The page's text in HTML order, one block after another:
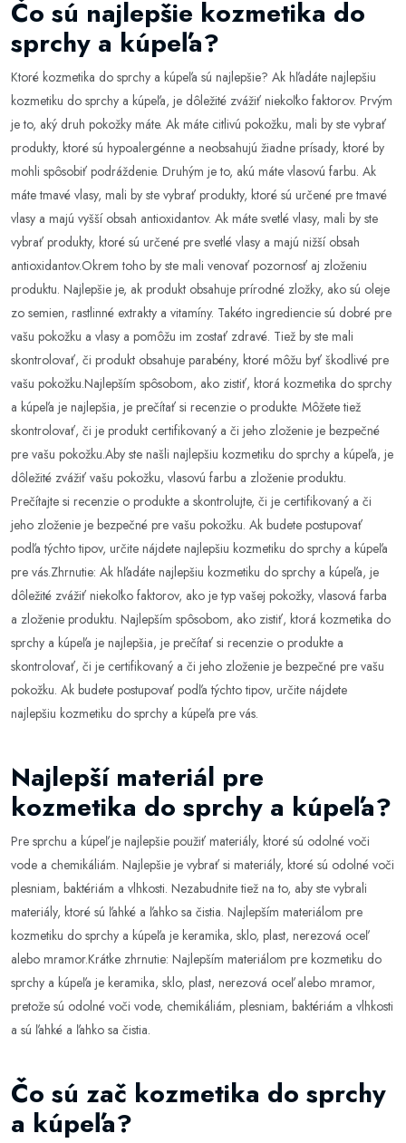
Čo sú najlepšie kozmetika do
sprchy a kúpeľa?
Ktoré kozmetika do sprchy a kúpeľa sú najlepšie? Ak hľadáte najlepšiu
kozmetiku do sprchy a kúpeľa, je dôležité zvážiť niekoľko faktorov. Prvým
je to, aký druh pokožky máte. Ak máte citlivú pokožku, mali by ste vybrať
produkty, ktoré sú hypoalergénne a neobsahujú žiadne prísady, ktoré by
mohli spôsobiť podráždenie. Druhým je to, akú máte vlasovú farbu. Ak
máte tmavé vlasy, mali by ste vybrať produkty, ktoré sú určené pre tmavé
vlasy a majú vyšší obsah antioxidantov. Ak máte svetlé vlasy, mali by ste
vybrať produkty, ktoré sú určené pre svetlé vlasy a majú nižší obsah
antioxidantov.Okrem toho by ste mali venovať pozornosť aj zloženiu
produktu. Najlepšie je, ak produkt obsahuje prírodné zložky, ako sú oleje
zo semien, rastlinné extrakty a vitamíny. Takéto ingrediencie sú dobré pre
vašu pokožku a vlasy a pomôžu im zostať zdravé. Tiež by ste mali
skontrolovať, či produkt obsahuje parabény, ktoré môžu byť škodlivé pre
vašu pokožku.Najlepším spôsobom, ako zistiť, ktorá kozmetika do sprchy
a kúpeľa je najlepšia, je prečítať si recenzie o produkte. Môžete tiež
skontrolovať, či je produkt certifikovaný a či jeho zloženie je bezpečné
pre vašu pokožku.Aby ste našli najlepšiu kozmetiku do sprchy a kúpeľa, je
dôležité zvážiť vašu pokožku, vlasovú farbu a zloženie produktu.
Prečítajte si recenzie o produkte a skontrolujte, či je certifikovaný a či
jeho zloženie je bezpečné pre vašu pokožku. Ak budete postupovať
podľa týchto tipov, určite nájdete najlepšiu kozmetiku do sprchy a kúpeľa
pre vás.Zhrnutie: Ak hľadáte najlepšiu kozmetiku do sprchy a kúpeľa, je
dôležité zvážiť niekoľko faktorov, ako je typ vašej pokožky, vlasová farba
a zloženie produktu. Najlepším spôsobom, ako zistiť, ktorá kozmetika do
sprchy a kúpeľa je najlepšia, je prečítať si recenzie o produkte a
skontrolovať, či je certifikovaný a či jeho zloženie je bezpečné pre vašu
pokožku. Ak budete postupovať podľa týchto tipov, určite nájdete
najlepšiu kozmetiku do sprchy a kúpeľa pre vás.
Najlepší materiál pre
kozmetika do sprchy a kúpeľa?
Pre sprchu a kúpeľ je najlepšie použiť materiály, ktoré sú odolné voči
vode a chemikáliám. Najlepšie je vybrať si materiály, ktoré sú odolné voči
plesniam, baktériám a vlhkosti. Nezabudnite tiež na to, aby ste vybrali
materiály, ktoré sú ľahké a ľahko sa čistia. Najlepším materiálom pre
kozmetiku do sprchy a kúpeľa je keramika, sklo, plast, nerezová oceľ
alebo mramor.Krátke zhrnutie: Najlepším materiálom pre kozmetiku do
sprchy a kúpeľa je keramika, sklo, plast, nerezová oceľ alebo mramor,
pretože sú odolné voči vode, chemikáliám, plesniam, baktériám a vlhkosti
a sú ľahké a ľahko sa čistia.
Čo sú zač kozmetika do sprchy
a kúpeľa?